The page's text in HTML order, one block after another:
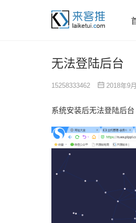
无法登陆后台
15258333462 2018年9
系统安装后无法登陆后台